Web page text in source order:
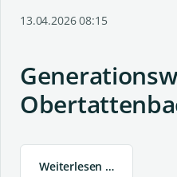
13.04.2026 08:15
Weiterlesen …